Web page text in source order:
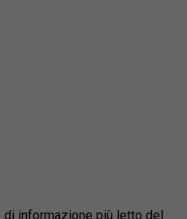
informazione più letto del